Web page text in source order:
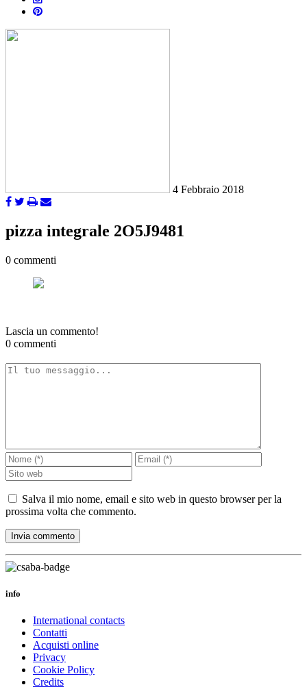
4 Febbraio 2018
pizza integrale 2O5J9481
0 commenti
Lascia un commento!
0 commenti
Salva il mio nome, email e sito web in questo browser per la
prossima volta che commento.
info
International contacts
Contatti
Acquisti online
Privacy
Cookie Policy
Credits